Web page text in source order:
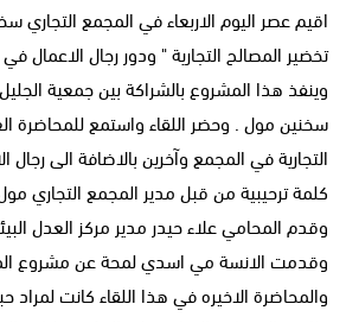
اقيم عصر اليوم الاربعاء في المجمع التجاري
تخضير المصالح التجارية " ودور رجال الاعمال
وينفذ هذا المشروع بالشراكة بين جمعية
سخنين مول . وحضر اللقاء واستمع للمحاضرة
التجارية في المجمع وآخرين بالاضافة الى رجال
كلمة ترحيبية من قبل مدير المجمع التجاري
وقدم المحامي علاء حيدر مدير مركز العدل
وقدمت الانسة مي اسدي لمحة عن مشروع
والمحاضرة الاخيره في هذا اللقاء كانت لمراد